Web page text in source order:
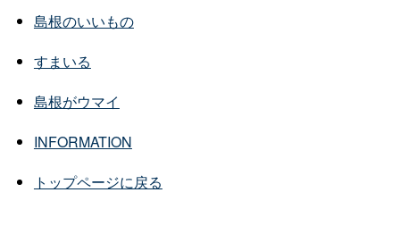
島根のいいもの
すまいる
島根がウマイ
INFORMATION
トップページに戻る